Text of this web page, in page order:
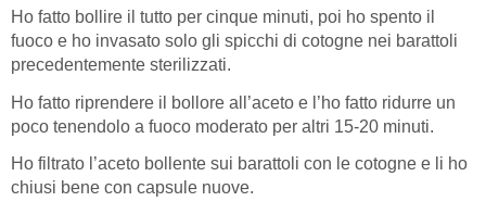
Ho fatto bollire il tutto per cinque minuti, poi ho spento il
fuoco e ho invasato solo gli spicchi di cotogne nei barattoli
precedentemente sterilizzati.
Ho fatto riprendere il bollore all’aceto e l’ho fatto ridurre un
poco tenendolo a fuoco moderato per altri 15-20 minuti.
Ho filtrato l’aceto bollente sui barattoli con le cotogne e li ho
chiusi bene con capsule nuove.